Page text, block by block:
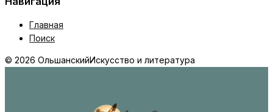
Главная
Поиск
© 2026 ОльшанскийИскусство и литература